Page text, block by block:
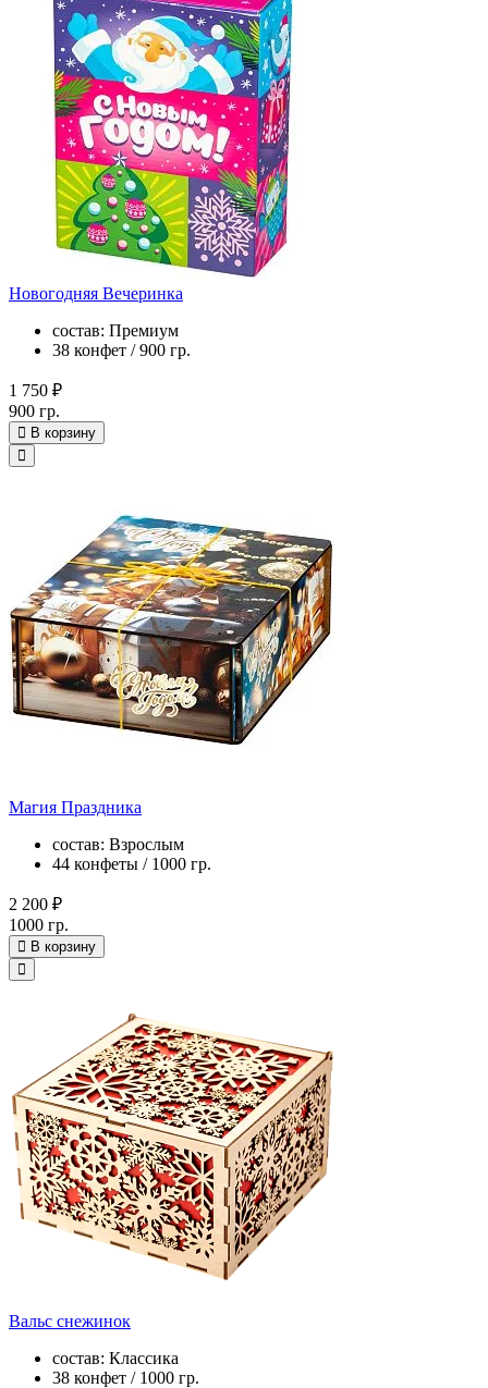
Новогодняя Вечеринка
состав: Премиум
38 конфет / 900 гр.
1 750 ₽
900 гр.
В корзину
Магия Праздника
состав: Взрослым
44 конфеты / 1000 гр.
2 200 ₽
1000 гр.
В корзину
Вальс снежинок
состав: Классика
38 конфет / 1000 гр.